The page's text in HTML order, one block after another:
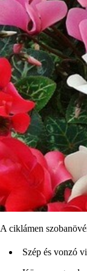
A ciklámen
Szép és vonzó